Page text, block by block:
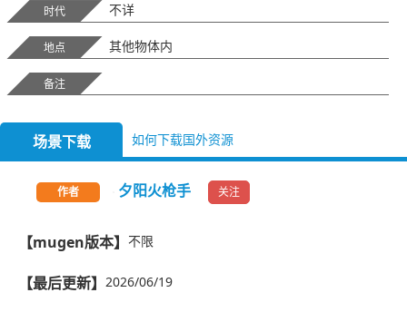
时代 不详
地点 其他物体内
备注
场景下载 如何下载国外资源
作者 夕阳火枪手 关注
【mugen版本】 不限
【最后更新】 2026/06/19